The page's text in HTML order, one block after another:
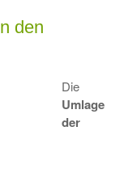
den
Die
Umlage
der